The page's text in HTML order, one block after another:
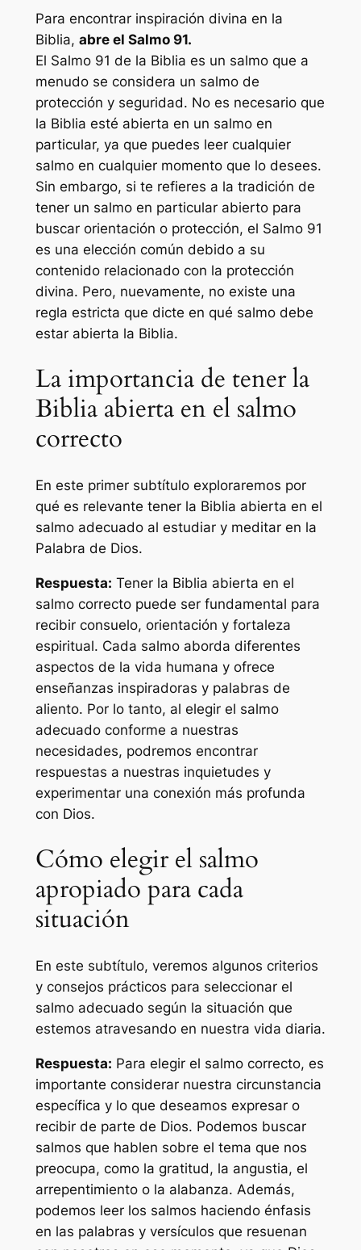
Para encontrar inspiración divina en la
Biblia, abre el Salmo 91.
El Salmo 91 de la Biblia es un salmo que a
menudo se considera un salmo de
protección y seguridad. No es necesario que
la Biblia esté abierta en un salmo en
particular, ya que puedes leer cualquier
salmo en cualquier momento que lo desees.
Sin embargo, si te refieres a la tradición de
tener un salmo en particular abierto para
buscar orientación o protección, el Salmo 91
es una elección común debido a su
contenido relacionado con la protección
divina. Pero, nuevamente, no existe una
regla estricta que dicte en qué salmo debe
estar abierta la Biblia.
La importancia de tener la
Biblia abierta en el salmo
correcto
En este primer subtítulo exploraremos por
qué es relevante tener la Biblia abierta en el
salmo adecuado al estudiar y meditar en la
Palabra de Dios.
Respuesta: Tener la Biblia abierta en el
salmo correcto puede ser fundamental para
recibir consuelo, orientación y fortaleza
espiritual. Cada salmo aborda diferentes
aspectos de la vida humana y ofrece
enseñanzas inspiradoras y palabras de
aliento. Por lo tanto, al elegir el salmo
adecuado conforme a nuestras
necesidades, podremos encontrar
respuestas a nuestras inquietudes y
experimentar una conexión más profunda
con Dios.
Cómo elegir el salmo
apropiado para cada
situación
En este subtítulo, veremos algunos criterios
y consejos prácticos para seleccionar el
salmo adecuado según la situación que
estemos atravesando en nuestra vida diaria.
Respuesta: Para elegir el salmo correcto, es
importante considerar nuestra circunstancia
específica y lo que deseamos expresar o
recibir de parte de Dios. Podemos buscar
salmos que hablen sobre el tema que nos
preocupa, como la gratitud, la angustia, el
arrepentimiento o la alabanza. Además,
podemos leer los salmos haciendo énfasis
en las palabras y versículos que resuenan